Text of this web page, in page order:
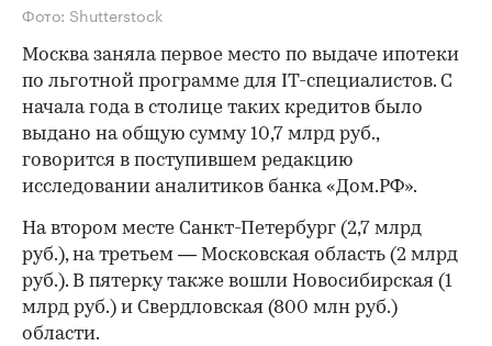
Фото: Shutterstock
Москва заняла первое место по выдаче ипотеки
по льготной программе для IT-специалистов. С
начала года в столице таких кредитов было
выдано на общую сумму 10,7 млрд руб.,
говорится в поступившем редакцию
исследовании аналитиков банка «Дом.РФ».
На втором месте Санкт-Петербург (2,7 млрд
руб.), на третьем — Московская область (2 млрд
руб.). В пятерку также вошли Новосибирская (1
млрд руб.) и Свердловская (800 млн руб.)
области.